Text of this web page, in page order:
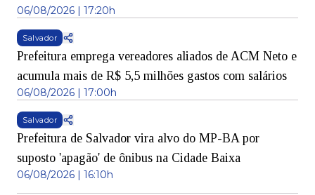
06/08/2026 | 17:20h
Salvador
Prefeitura emprega vereadores aliados de ACM Neto e
acumula mais de R$ 5,5 milhões gastos com salários
06/08/2026 | 17:00h
Salvador
Prefeitura de Salvador vira alvo do MP-BA por
suposto 'apagão' de ônibus na Cidade Baixa
06/08/2026 | 16:10h